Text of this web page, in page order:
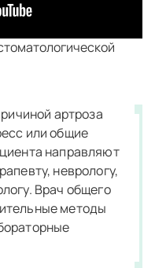
артроза
или общие
направляют
неврологу,
Врач общего
методы